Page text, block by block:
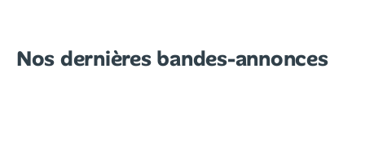
Nos dernières bandes-annonces